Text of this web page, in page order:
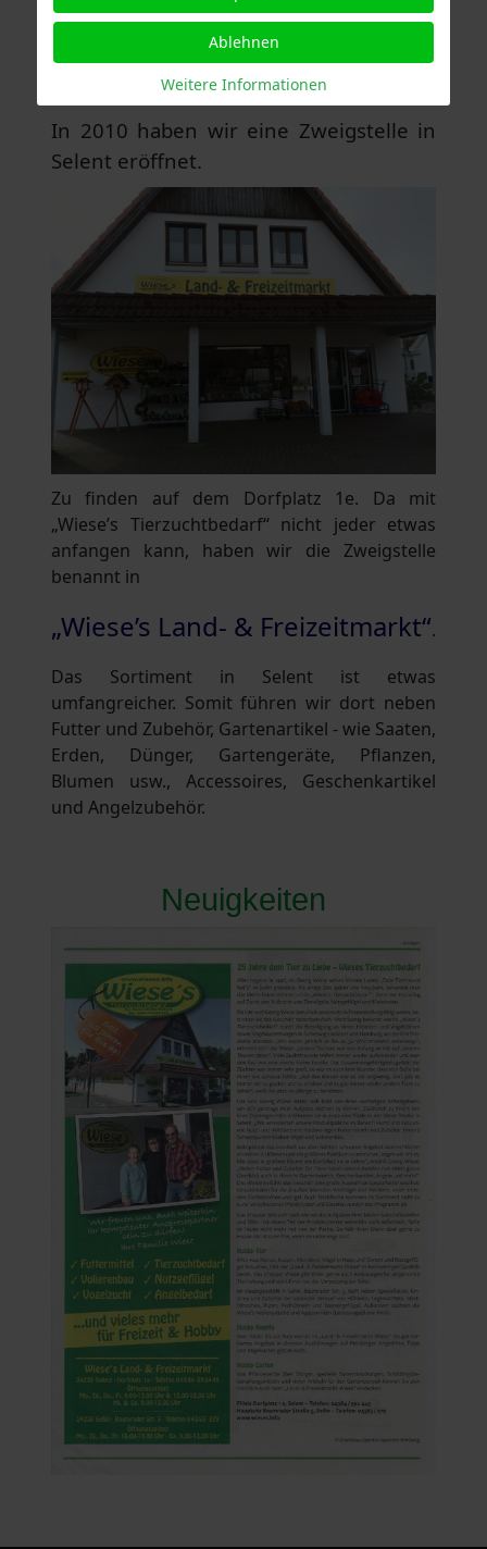
Filiale Selent
In 2010 haben wir eine Zweigstelle in
Selent eröffnet.
Zu finden auf dem Dorfplatz 1e. Da mit
„Wiese’s Tierzuchtbedarf“ nicht jeder etwas
anfangen kann, haben wir die Zweigstelle
benannt in
„Wiese’s Land- & Freizeitmarkt“.
Das Sortiment in Selent ist etwas
umfangreicher. Somit führen wir dort neben
Futter und Zubehör, Gartenartikel - wie Saaten,
Erden, Dünger, Gartengeräte, Pflanzen,
Blumen usw., Accessoires, Geschenkartikel
und Angelzubehör.
Neuigkeiten
Ablehnen
Weitere Informationen